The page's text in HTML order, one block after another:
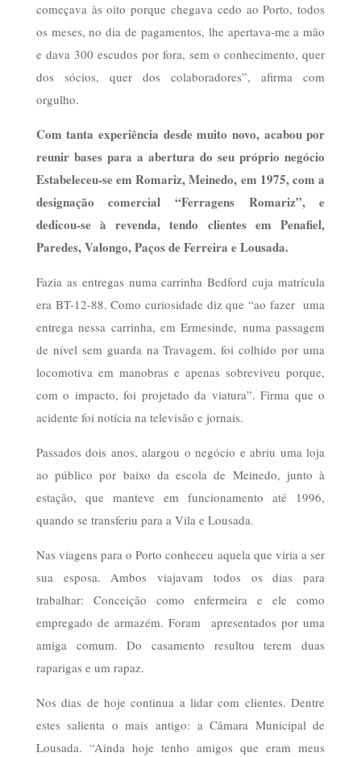
começava às oito porque chegava cedo ao Porto, todos
os meses, no dia de pagamentos, lhe apertava-me a mão
e dava 300 escudos por fora, sem o conhecimento, quer
dos sócios, quer dos colaboradores”, afirma com
orgulho.
Com tanta experiência desde muito novo, acabou por
reunir bases para a abertura do seu próprio negócio
Estabeleceu-se em Romariz, Meinedo, em 1975, com a
designação comercial “Ferragens Romariz”, e
dedicou-se à revenda, tendo clientes em Penafiel,
Paredes, Valongo, Paços de Ferreira e Lousada.
Fazia as entregas numa carrinha Bedford cuja matrícula
era BT-12-88. Como curiosidade diz que “ao fazer uma
entrega nessa carrinha, em Ermesinde, numa passagem
de nível sem guarda na Travagem, foi colhido por uma
locomotiva em manobras e apenas sobreviveu porque,
com o impacto, foi projetado da viatura”. Firma que o
acidente foi notícia na televisão e jornais.
Passados dois anos, alargou o negócio e abriu uma loja
ao público por baixo da escola de Meinedo, junto à
estação, que manteve em funcionamento até 1996,
quando se transferiu para a Vila e Lousada.
Nas viagens para o Porto conheceu aquela que viria a ser
sua esposa. Ambos viajavam todos os dias para
trabalhar: Conceição como enfermeira e ele como
empregado de armazém. Foram apresentados por uma
amiga comum. Do casamento resultou terem duas
raparigas e um rapaz.
Nos dias de hoje continua a lidar com clientes. Dentre
estes salienta o mais antigo: a Câmara Municipal de
Lousada. “Ainda hoje tenho amigos que eram meus